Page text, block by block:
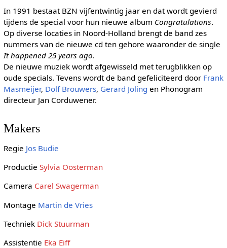
In 1991 bestaat BZN vijfentwintig jaar en dat wordt gevierd
tijdens de special voor hun nieuwe album Congratulations.
Op diverse locaties in Noord-Holland brengt de band zes
nummers van de nieuwe cd ten gehore waaronder de single
It happened 25 years ago.
De nieuwe muziek wordt afgewisseld met terugblikken op
oude specials. Tevens wordt de band gefeliciteerd door Frank
Masmeijer, Dolf Brouwers, Gerard Joling en Phonogram
directeur Jan Corduwener.
Makers
Regie Jos Budie
Productie Sylvia Oosterman
Camera Carel Swagerman
Montage Martin de Vries
Techniek Dick Stuurman
Assistentie Eka Eiff